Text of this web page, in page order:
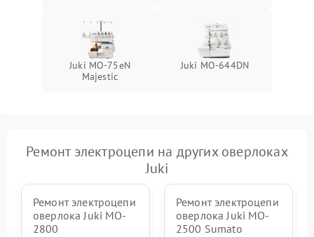
Juki MO-75eN
Majestic
Juki MO-644DN
Ремонт электроцепи на других оверлоках
Juki
Ремонт электроцепи
оверлока Juki MO-
2800
Ремонт электроцепи
оверлока Juki MO-
2500 Sumato